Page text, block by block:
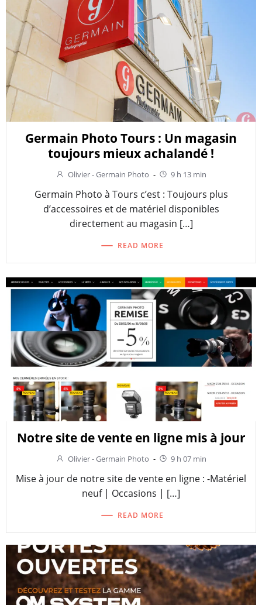
Germain Photo Tours : Un magasin
toujours mieux achalandé !
Olivier - Germain Photo - 9 h 13 min
Germain Photo à Tours c’est : Toujours plus
d’accessoires et de matériel disponibles
directement au magasin […]
READ MORE
Notre site de vente en ligne mis à jour
Olivier - Germain Photo - 9 h 07 min
Mise à jour de notre site de vente en ligne : -Matériel
neuf | Occasions | […]
READ MORE